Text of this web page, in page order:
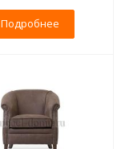
Подробнее